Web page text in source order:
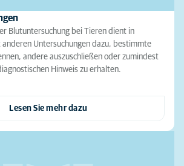
Blutuntersuchung bei Tieren dient in
anderen Untersuchungen dazu, bestimmte
andere auszuschließen oder zumindest
Hinweis zu erhalten.
Lesen Sie mehr dazu